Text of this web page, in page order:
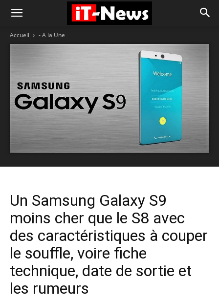
Accueil - A la Une
Un Samsung Galaxy S9
moins cher que le S8 avec
des caractéristiques à couper
le souffle, voire fiche
technique, date de sortie et
les rumeurs